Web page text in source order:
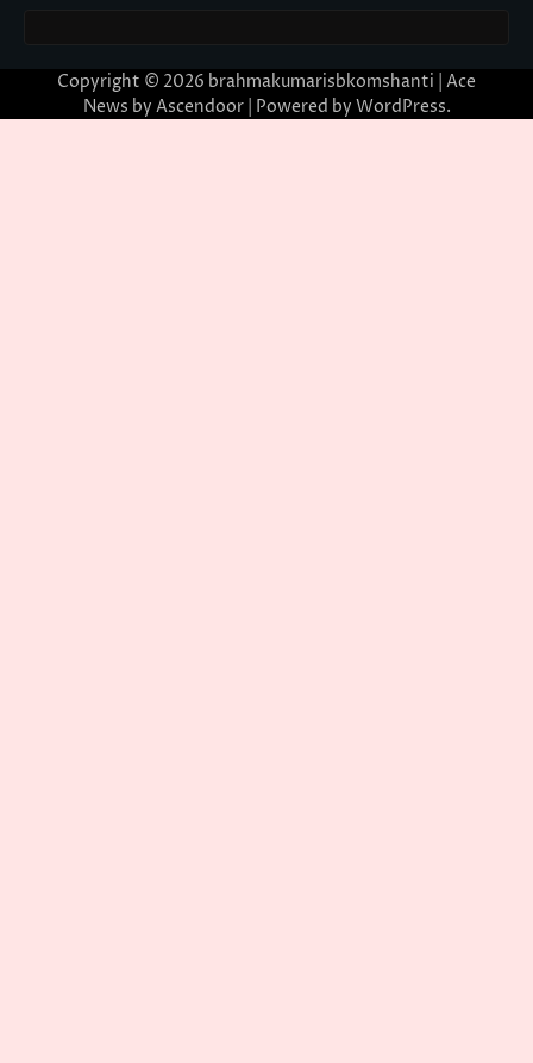
Copyright © 2026 brahmakumarisbkomshanti | Ace
News by Ascendoor| Powered by WordPress.